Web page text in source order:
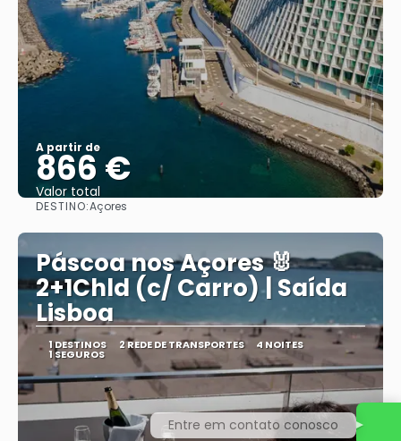
A partir de
866 €
Valor total
DESTINO:Açores
Páscoa nos Açores 🐰
2+1Chld (c/ Carro) | Saída
Lisboa
1 DESTINOS 2 REDE DE TRANSPORTES 4 NOITES
1 SEGUROS
Entre em contato conosco